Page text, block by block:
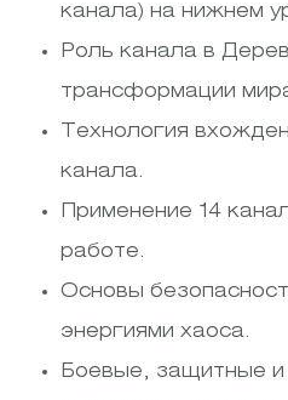
канала) на нижнем
Роль канала в
трансформации
Технология
канала.
Применение 14
работе.
Основы
энергиями хаоса.
Боевые, защитные и